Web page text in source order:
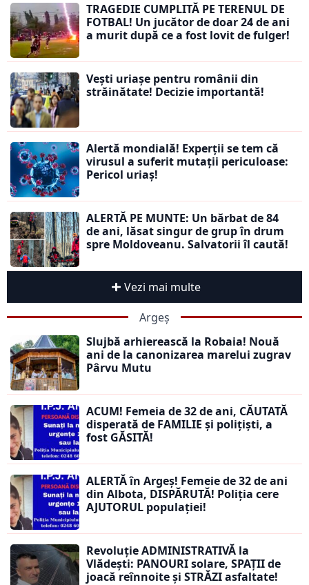
TRAGEDIE CUMPLITĂ PE TERENUL DE
FOTBAL! Un jucător de doar 24 de ani
a murit după ce a fost lovit de fulger!
Vești uriașe pentru românii din
străinătate! Decizie importantă!
Alertă mondială! Experții se tem că
virusul a suferit mutații periculoase:
Pericol uriaș!
ALERTĂ PE MUNTE: Un bărbat de 84
de ani, lăsat singur de grup în drum
spre Moldoveanu. Salvatorii îl caută!
Vezi mai multe
Argeș
Slujbă arhierească la Robaia! Nouă
ani de la canonizarea marelui zugrav
Pârvu Mutu
ACUM! Femeia de 32 de ani, CĂUTATĂ
disperată de FAMILIE și polițiști, a
fost GĂSITĂ!
ALERTĂ în Argeș! Femeie de 32 de ani
din Albota, DISPĂRUTĂ! Poliția cere
AJUTORUL populației!
Revoluție ADMINISTRATIVĂ la
Vlădești: PANOURI solare, SPAȚII de
joacă reînnoite și STRĂZI asfaltate!